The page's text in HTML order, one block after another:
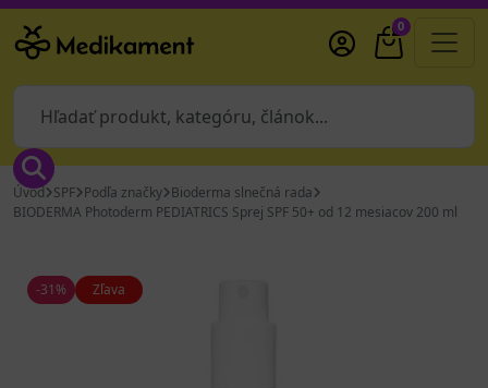
0
Úvod SPF Podľa značky Bioderma slnečná rada
BIODERMA Photoderm PEDIATRICS Sprej SPF 50+ od 12 mesiacov 200 ml
-31% Zľava